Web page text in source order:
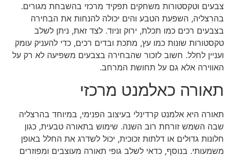
צבעים וטקסטורות משחקים תפקיד מרכזי בהשבחת מגורים.
בהרצליה, השפעת הטבע והים יכולה להנחות את הבחירה
בצבעים רכים כמו תכלת, ירוק וניוד. לצד זאת, ניתן לשלב
טקסטורות שונות כמו עץ, מתכת ובדים רכים, כדי להעניק עומק
ועניין לחלל. חשוב לזכור שהבחירה בצבעים משפיעה לא רק על
האווירה אלא גם על תחושת המרחב.
תאורה כאלמנט מרכזי
תאורה היא אלמנט קרדינלי בעיצוב הפנימי, במיוחד בהרצליה
שבה השמש זורחת רוב השנה. שימוש בתאורה טבעית, כגון
חלונות גדולים או דלתות זכוכית, יכול לשדרג את החלל באופן
משמעותי. בנוסף, כדאי לשלב גופי תאורה מעוצבים ומפוזרים